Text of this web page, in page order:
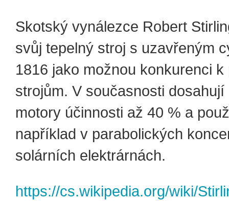
Skotský vynálezce Robert
svůj tepelný stroj s uzavřeným
1816 jako možnou konkurenci k
strojům. V současnosti dosahují
motory účinnosti až 40 % a
například v parabolických
solárních elektrárnách.
https://cs.wikipedia.org/wiki/